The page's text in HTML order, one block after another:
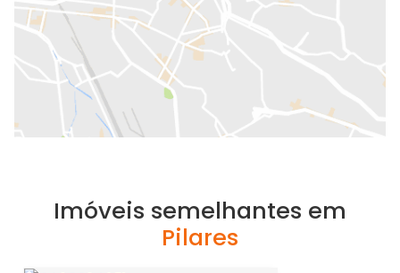
Imóveis semelhantes em
Pilares